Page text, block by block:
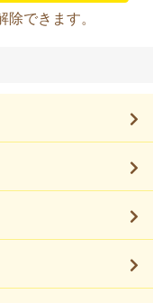
できます。